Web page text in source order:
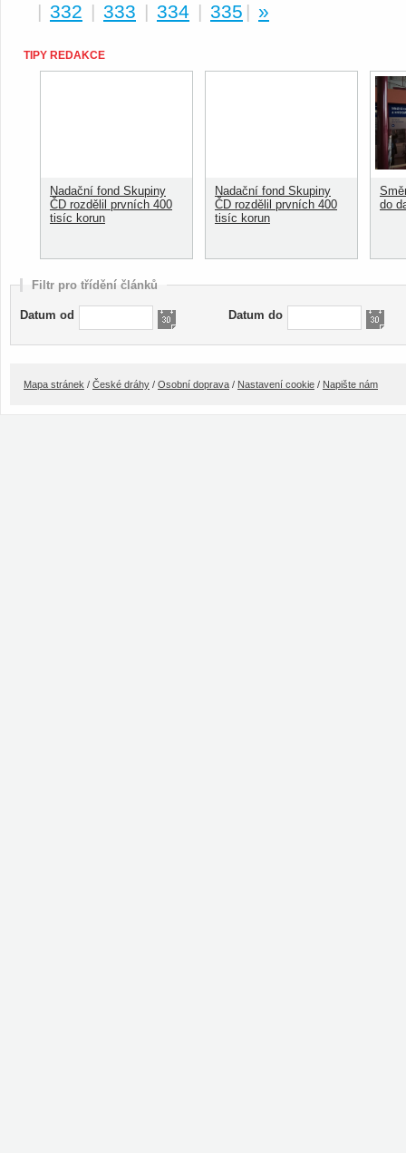
| 332 | 333 | 334 | 335 | »
TIPY REDAKCE
Nadační fond Skupiny
ČD rozdělil prvních 400
tisíc korun
Nadační fond Skupiny
ČD rozdělil prvních 400
tisíc korun
do
Filtr pro třídění článků
Datum od Datum do
Mapa stránek / České dráhy / Osobní doprava / Nastavení cookie / Napište nám